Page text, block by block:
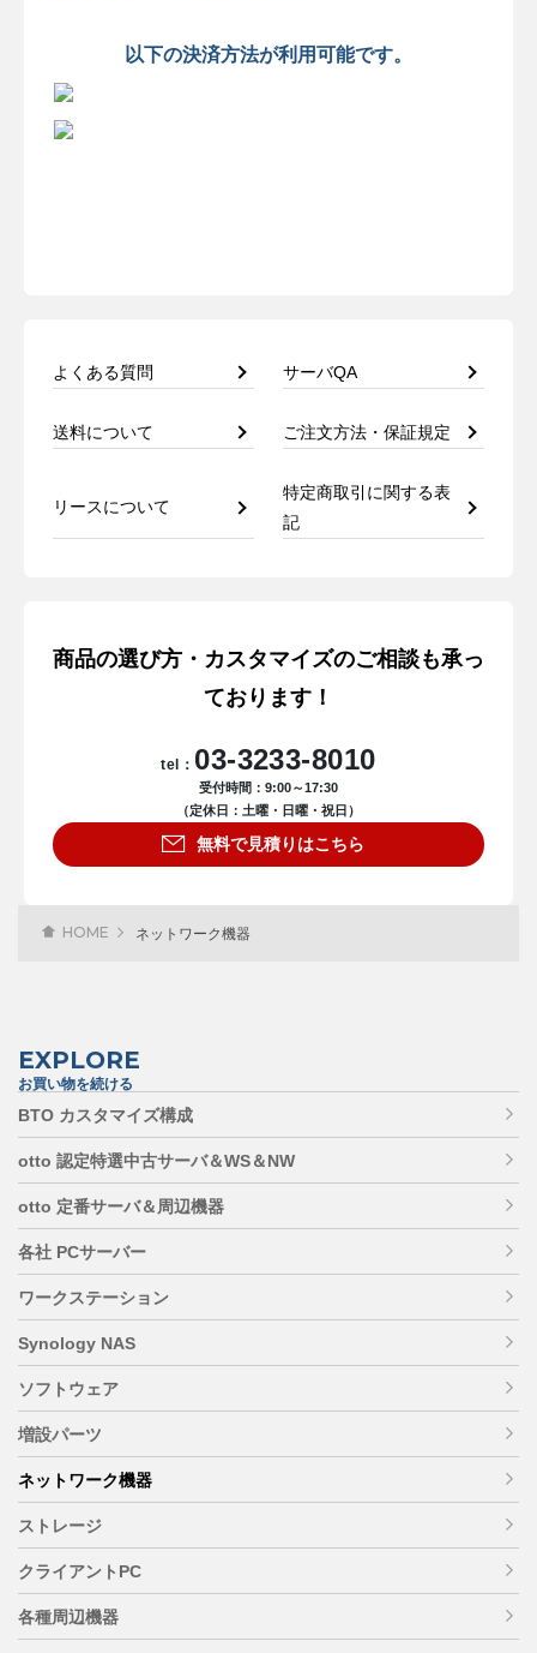
以下の決済方法が利用可能です。
よくある質問 サーバQA
送料について ご注文方法・保証規定
リースについて
特定商取引に関する表
記
商品の選び方・カスタマイズのご相談も承っ
ております！
tel： 03-3233-8010
受付時間：9:00～17:30
（定休日：土曜・日曜・祝日）
無料で見積りはこちら
HOME ネットワーク機器
EXPLORE
お買い物を続ける
BTO カスタマイズ構成
otto 認定特選中古サーバ＆WS＆NW
otto 定番サーバ＆周辺機器
各社 PCサーバー
ワークステーション
Synology NAS
ソフトウェア
増設パーツ
ネットワーク機器
ストレージ
クライアントPC
各種周辺機器